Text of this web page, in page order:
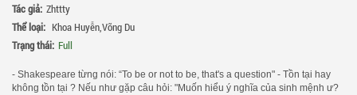
Tác giả: Zhttty
Thể loại: Khoa Huyễn,Võng Du
Trạng thái: Full
- Shakespeare từng nói: “To be or not to be, that's a question" - Tồn tại hay
không tồn tại ? Nếu như gặp câu hỏi: "Muốn hiểu ý nghĩa của sinh mệnh ư?